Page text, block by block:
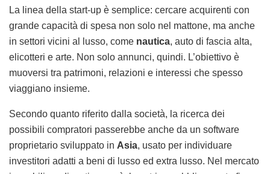
La linea della start-up è semplice: cercare acquirenti con
grande capacità di spesa non solo nel mattone, ma anche
in settori vicini al lusso, come nautica, auto di fascia alta,
elicotteri e arte. Non solo annunci, quindi. L’obiettivo è
muoversi tra patrimoni, relazioni e interessi che spesso
viaggiano insieme.
Secondo quanto riferito dalla società, la ricerca dei
possibili compratori passerebbe anche da un software
proprietario sviluppato in Asia, usato per individuare
investitori adatti a beni di lusso ed extra lusso. Nel mercato